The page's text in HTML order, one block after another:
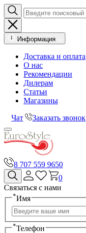
Информация
Доставка и оплата
О нас
Рекомендации
Дилерам
Статьи
Магазины
Чат Заказать звонок
8 707 559 9650
0
Связаться с нами
*Имя
*Телефон